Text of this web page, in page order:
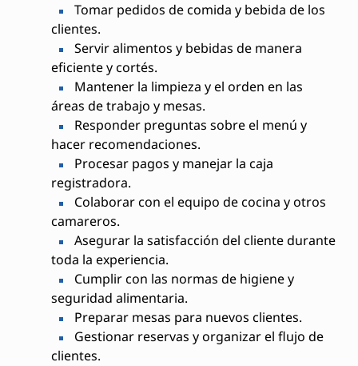
Tomar pedidos de comida y bebida de los
clientes.
Servir alimentos y bebidas de manera
eficiente y cortés.
Mantener la limpieza y el orden en las
áreas de trabajo y mesas.
Responder preguntas sobre el menú y
hacer recomendaciones.
Procesar pagos y manejar la caja
registradora.
Colaborar con el equipo de cocina y otros
camareros.
Asegurar la satisfacción del cliente durante
toda la experiencia.
Cumplir con las normas de higiene y
seguridad alimentaria.
Preparar mesas para nuevos clientes.
Gestionar reservas y organizar el flujo de
clientes.